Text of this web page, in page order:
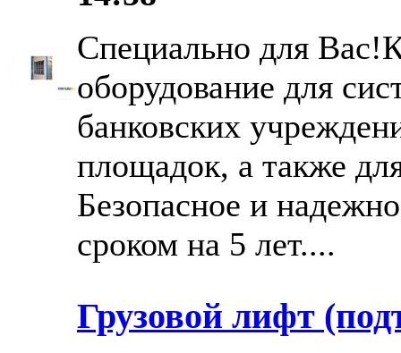
Специально для
оборудование для
банковских
площадок, а также
Безопасное и
сроком на 5 лет....
Грузовой лифт